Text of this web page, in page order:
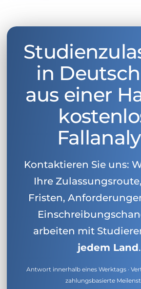
in
aus einer
Kontaktieren Sie uns:
Ihre
Fristen,
arbeiten mit
jedem Land.
Antwort innerhalb eines Werktags ·
zahlungsbasierte